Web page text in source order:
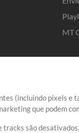
MT
(incluindo pixels e
que podem
tracks são